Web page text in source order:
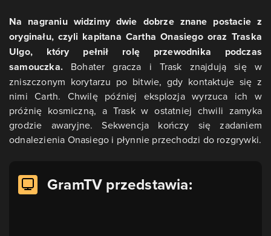
Na nagraniu widzimy dwie dobrze znane postacie z
oryginału, czyli kapitana Cartha Onasiego oraz Traska
Ulgo, który pełnił rolę przewodnika podczas
samouczka. Bohater gracza i Trask znajdują się w
zniszczonym korytarzu po bitwie, gdy kontaktuje się z
nimi Carth. Chwilę później eksplozja wyrzuca ich w
próżnię kosmiczną, a Trask w ostatniej chwili zamyka
grodzie awaryjne. Sekwencja kończy się zadaniem
odnalezienia Onasiego i płynnie przechodzi do rozgrywki.
GramTV przedstawia: